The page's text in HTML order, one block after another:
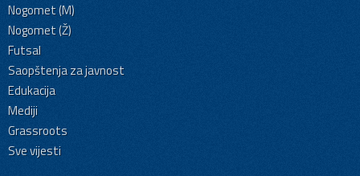
Nogomet (M)
Nogomet (Ž)
Futsal
Saopštenja za javnost
Edukacija
Mediji
Grassroots
Sve vijesti